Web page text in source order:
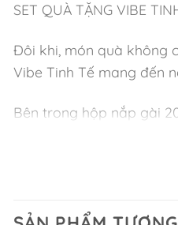
SET QUÀ TẶNG VIBE
Đôi khi, món quà không
Vibe Tinh Tế mang đến
Bên trong hộp nắp gài